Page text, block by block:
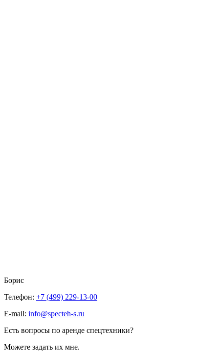
Борис
Телефон: +7 (499) 229-13-00
E-mail: info@specteh-s.ru
Есть вопросы по аренде спецтехники?
Можете задать их мне.